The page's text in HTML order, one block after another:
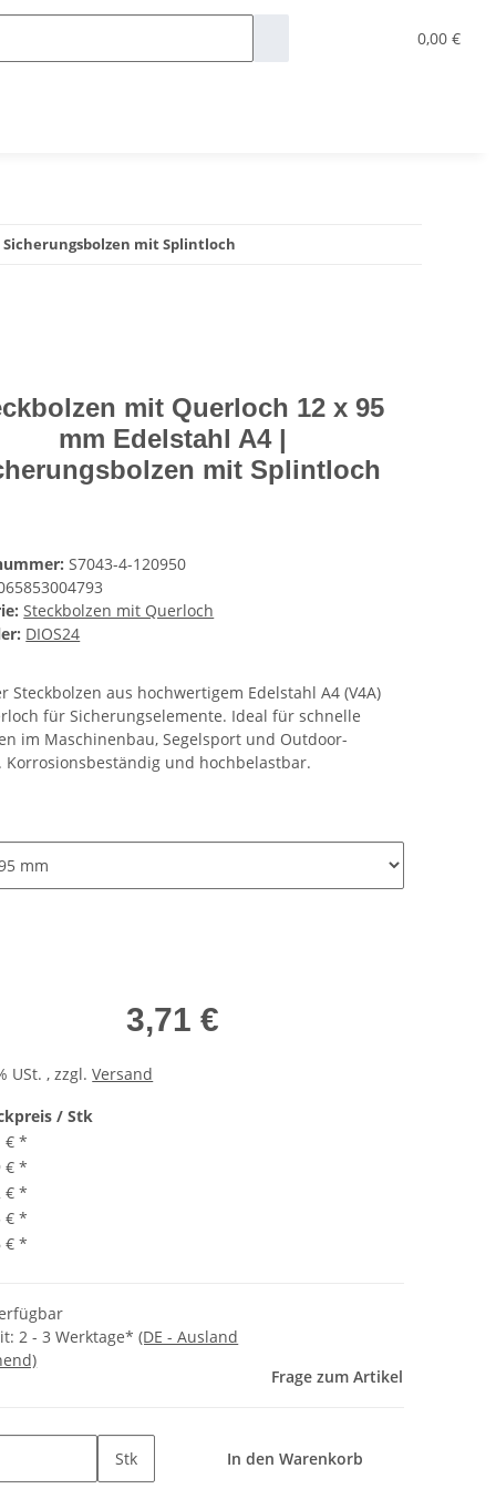
0,00 €
mit Splintloch
mit Querloch 12 x 95
mm Edelstahl A4 |
mit Splintloch
S7043-4-120950
Steckbolzen mit Querloch
DIOS24
Steckbolzen aus hochwertigem Edelstahl A4 (V4A)
für Sicherungselemente. Ideal für schnelle
im Maschinenbau, Segelsport und Outdoor-
Korrosionsbeständig und hochbelastbar.
3,71 €
USt. , zzgl.Versand
/ Stk
€ *
€ *
€ *
€ *
€ *
2 - 3 Werktage*(DE - Ausland
Frage zum Artikel
Stk In den Warenkorb